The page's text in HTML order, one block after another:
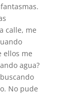
calle, me
ellos me
agua?
No pude